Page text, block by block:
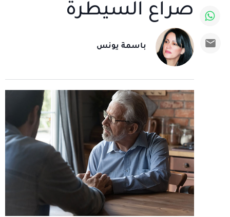
صراع السيطرة
باسمة يونس